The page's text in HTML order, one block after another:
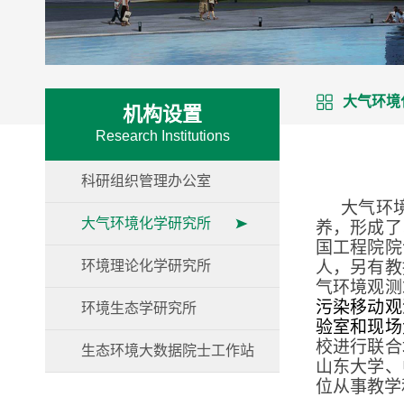
机构设置
Research Institutions
科研组织管理办公室
大气环境化学研究所
环境理论化学研究所
环境生态学研究所
生态环境大数据院士工作站
大气环
大气环
养，形成
国工程院
人，另有
气环境观
污染移动
验室和现
校进行联
山东大学
位从事教